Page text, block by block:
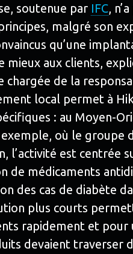
soutenue par IFC ,
malgré son
qu’une
mieux aux clients,
chargée de la
local permet à
: au Moyen-
où le groupe
l’activité est centrée
de médicaments
des cas de diabète
plus courts
rapidement et pour
devaient traverser